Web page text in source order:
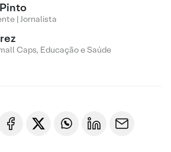
| Jornalista
Caps, Educação e Saúde